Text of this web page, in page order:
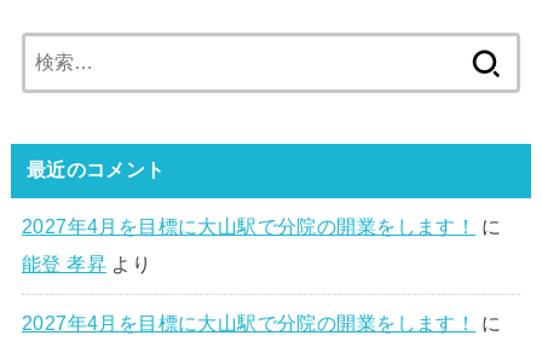
索:
最近のコメント
2027年4月を目標に大山駅で分院の開業をします！
に
能登 孝昇より
2027年4月を目標に大山駅で分院の開業をします！
に